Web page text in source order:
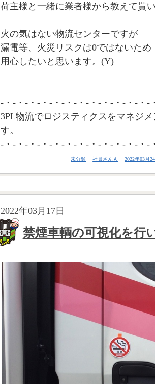
荷主様と一緒に業者様から教えて貰
火の気はない物流センターですが
漏電等、火災リスクは0ではないため
用心したいと思います。(Y)
-・-・-・-・-・-・-・-・-・-・-・-・-
3PL物流でロジスティクスをマネジ
す。
-・-・-・-・-・-・-・-・-・-・-・-・-
未分類 社員さんＡ 2022年03月
2022年03月17日
禁煙車輌の可視化を行